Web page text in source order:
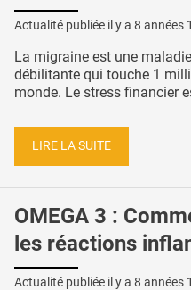
Actualité publiée il y a 8 années
La migraine est une
débilitante qui touche 1
monde. Le stress financier
LIRE LA SUITE
OMEGA 3 :
les réactions
Actualité publiée il y a 8 années